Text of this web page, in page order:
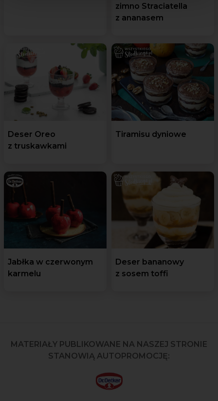
zimno Straciatella
z ananasem
Deser Oreo
z truskawkami
Tiramisu dyniowe
Jabłka w czerwonym
karmelu
Deser bananowy
z sosem toffi
MATERIAŁY PUBLIKOWANE NA NASZEJ STRONIE
STANOWIĄ AUTOPROMOCJĘ: